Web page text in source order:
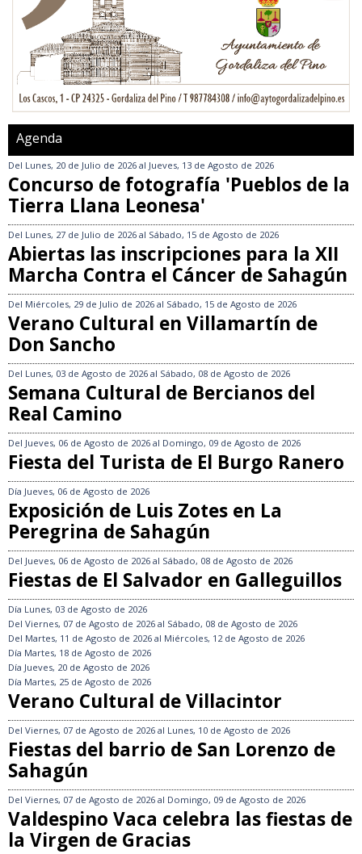
Agenda
Del Lunes, 20 de Julio de 2026 al Jueves, 13 de Agosto de 2026
Concurso de fotografía 'Pueblos de la
Tierra Llana Leonesa'
Del Lunes, 27 de Julio de 2026 al Sábado, 15 de Agosto de 2026
Abiertas las inscripciones para la XII
Marcha Contra el Cáncer de Sahagún
Del Miércoles, 29 de Julio de 2026 al Sábado, 15 de Agosto de 2026
Verano Cultural en Villamartín de
Don Sancho
Del Lunes, 03 de Agosto de 2026 al Sábado, 08 de Agosto de 2026
Semana Cultural de Bercianos del
Real Camino
Del Jueves, 06 de Agosto de 2026 al Domingo, 09 de Agosto de 2026
Fiesta del Turista de El Burgo Ranero
Día Jueves, 06 de Agosto de 2026
Exposición de Luis Zotes en La
Peregrina de Sahagún
Del Jueves, 06 de Agosto de 2026 al Sábado, 08 de Agosto de 2026
Fiestas de El Salvador en Galleguillos
Día Lunes, 03 de Agosto de 2026
Del Viernes, 07 de Agosto de 2026 al Sábado, 08 de Agosto de 2026
Del Martes, 11 de Agosto de 2026 al Miércoles, 12 de Agosto de 2026
Día Martes, 18 de Agosto de 2026
Día Jueves, 20 de Agosto de 2026
Día Martes, 25 de Agosto de 2026
Verano Cultural de Villacintor
Del Viernes, 07 de Agosto de 2026 al Lunes, 10 de Agosto de 2026
Fiestas del barrio de San Lorenzo de
Sahagún
Del Viernes, 07 de Agosto de 2026 al Domingo, 09 de Agosto de 2026
Valdespino Vaca celebra las fiestas de
la Virgen de Gracias